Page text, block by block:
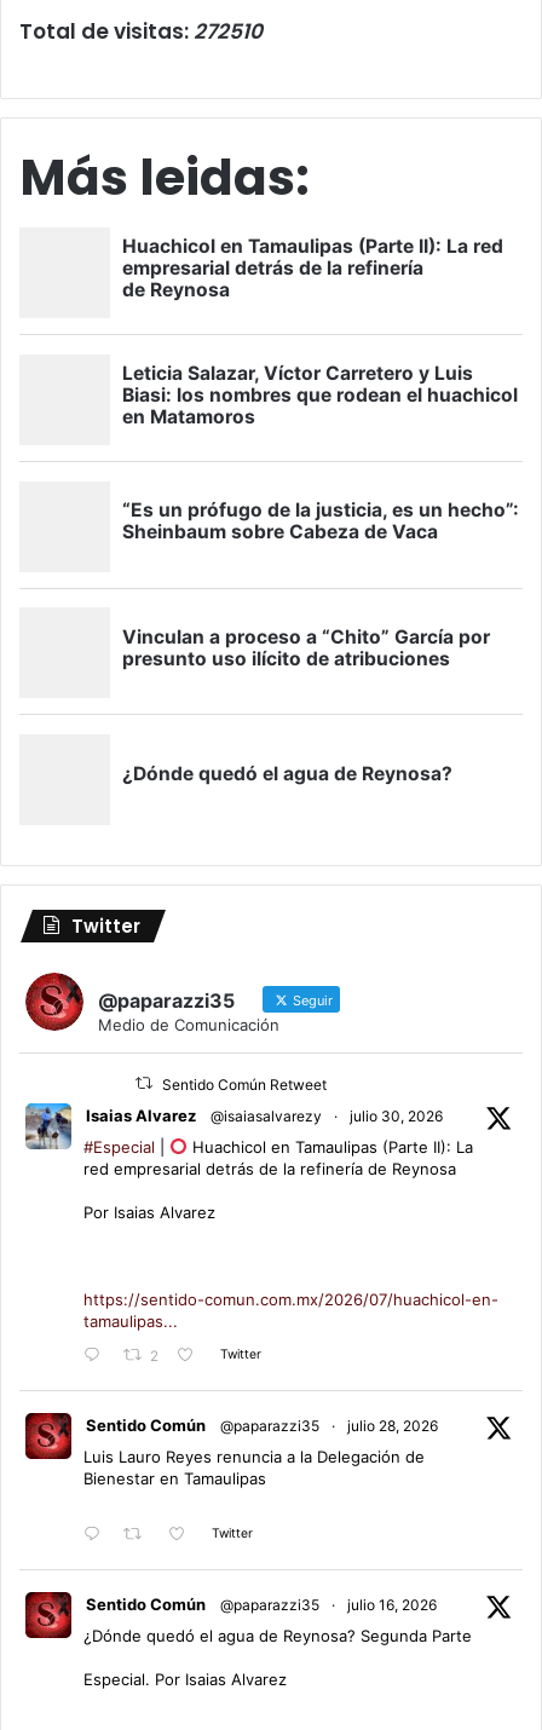
Total de visitas: 272510
Más leidas:
Twitter
@paparazzi35 Seguir
Medio de Comunicación
Sentido Común Retweet
Isaias Alvarez @isaiasalvarezy · julio 30, 2026
#Especial
Huachicol en Tamaulipas (Parte II): La
red empresarial detrás de la refinería de Reynosa
Por Isaias Alvarez
https://sentido-comun.com.mx/2026/07/huachicol-en-
tamaulipas...
2 Twitter
Sentido Común @paparazzi35 · julio 28, 2026
Luis Lauro Reyes renuncia a la Delegación de
Bienestar en Tamaulipas
Twitter
Sentido Común @paparazzi35 · julio 16, 2026
¿Dónde quedó el agua de Reynosa? Segunda Parte
Especial. Por Isaias Alvarez